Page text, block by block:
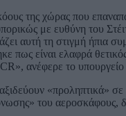
της χώρας που
με ευθύνη του
αυτή τη στιγμή ήπια
πως είναι ελαφρά
ανέφερε το
«προληπτικά»
του αεροσκάφους,